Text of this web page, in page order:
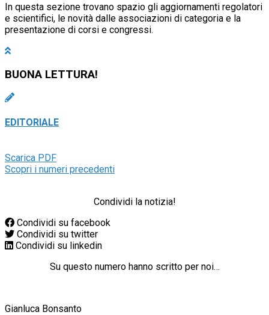
In questa sezione trovano spazio gli aggiornamenti regolatori
e scientifici, le novità dalle associazioni di categoria e la
presentazione di corsi e congressi.
BUONA LETTURA!
EDITORIALE
Scarica PDF
Scopri i numeri precedenti
Condividi la notizia!
Condividi su facebook
Condividi su twitter
Condividi su linkedin
Su questo numero hanno scritto per noi…
Gianluca Bonsanto